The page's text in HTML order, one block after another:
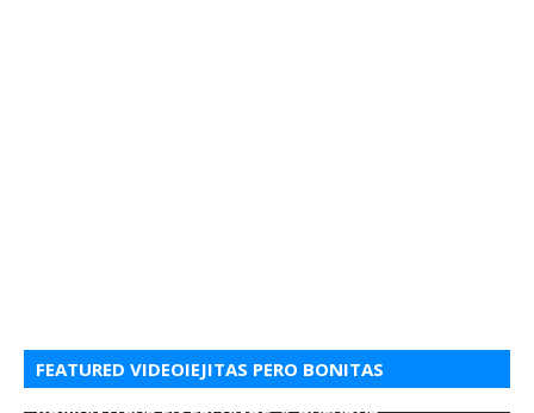
FEATURED VIDEOIEJITAS PERO BONITAS
ROMANTICAS EN ESPANOL 💘 BALADAS